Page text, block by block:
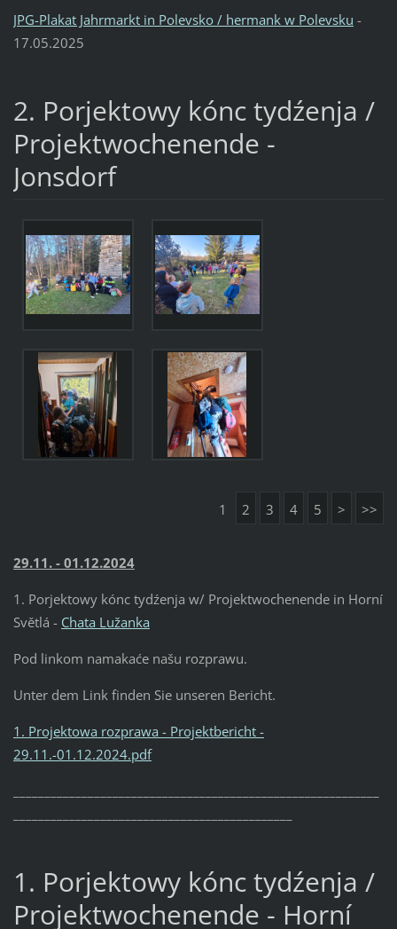
JPG-Plakat Jahrmarkt in Polevsko / hermank w Polevsku -
17.05.2025
2. Porjektowy kónc tydźenja /
Projektwochenende -
Jonsdorf
1 2 3 4 5 > >>
29.11. - 01.12.2024
1. Porjektowy kónc tydźenja w/ Projektwochenende in Horní
Světlá - Chata Lužanka
Pod linkom namakaće našu rozprawu.
Unter dem Link finden Sie unseren Bericht.
1. Projektowa rozprawa - Projektbericht -
29.11.-01.12.2024.pdf
1. Porjektowy kónc tydźenja /
Projektwochenende - Horní